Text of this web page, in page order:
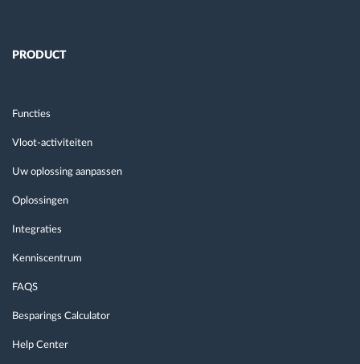
PRODUCT
Functies
Vloot-activiteiten
Uw oplossing aanpassen
Oplossingen
Integraties
Kenniscentrum
FAQS
Besparings Calculator
Help Center